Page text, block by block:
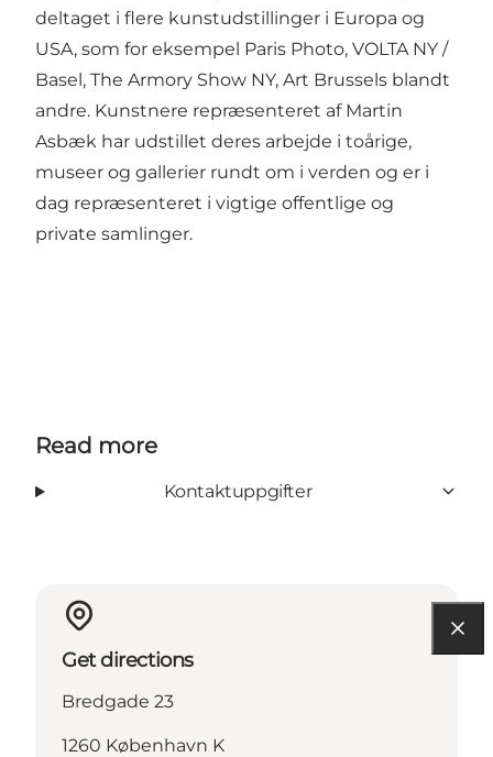
deltaget i flere kunstudstillinger i Europa og
USA, som for eksempel Paris Photo, VOLTA NY /
Basel, The Armory Show NY, Art Brussels blandt
andre. Kunstnere repræsenteret af Martin
Asbæk har udstillet deres arbejde i toårige,
museer og gallerier rundt om i verden og er i
dag repræsenteret i vigtige offentlige og
private samlinger.
Read more
Kontaktuppgifter
Get directions
Bredgade 23
1260 København K